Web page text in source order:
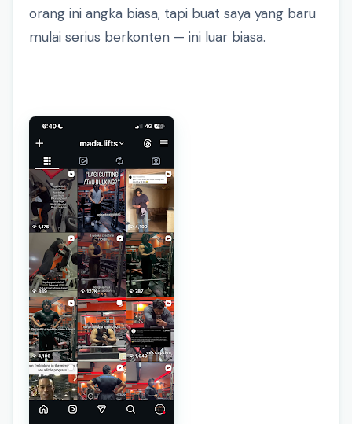
orang ini angka biasa, tapi buat saya yang baru
mulai serius berkonten — ini luar biasa.